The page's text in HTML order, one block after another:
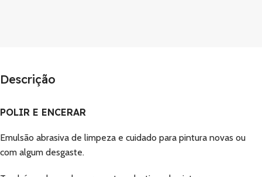
Descrição
POLIR E ENCERAR
Emulsão abrasiva de limpeza e cuidado para pintura novas ou
com algum desgaste.